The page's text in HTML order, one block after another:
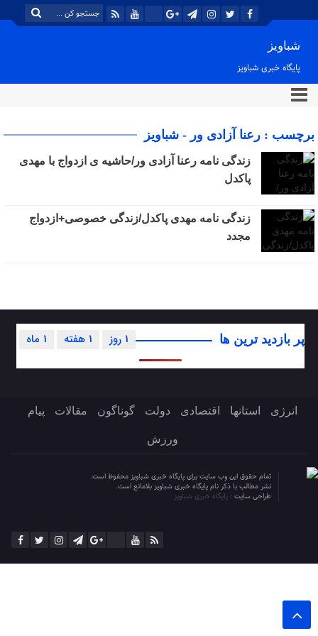
شباویز
پایگاه خبری شباویز
برچسب : رعنا آزادی ور - شباویز
زندگی نامه رعنا آزادی ور/حاشیه ی ازدواج با مهدی
پاکدل
زندگی نامه مهدی پاکدل/زندگی خصوصی+ازدواج
مجدد
پر بازدید ترین ها 1 ماه 1 هفته 1 روز
انرژی استانها اقتصادی دولت گوناگون مقالات پیام
ورزش
تمام حقوق این وب سایت برای پایگاه خبری شباویز محفوظ است.
نشر مطالب با ذکر نام پایگاه خبری شباویز بلامانع است.
طراحی سایت : پایگاه خبری شباویز